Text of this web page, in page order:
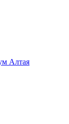
Алтая